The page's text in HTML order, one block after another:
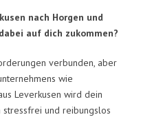
nach Horgen und
auf dich zukommen?
verbunden, aber
wie
Leverkusen wird dein
stressfrei und reibungslos